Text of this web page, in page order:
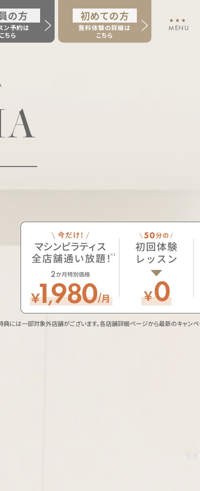
典には一部対象外店舗がございます。各店舗詳細ページから最新のキャンペ
の方
ン予約は
こちら
初めての方
無料体験の詳細は
こちら
・・・
MENU